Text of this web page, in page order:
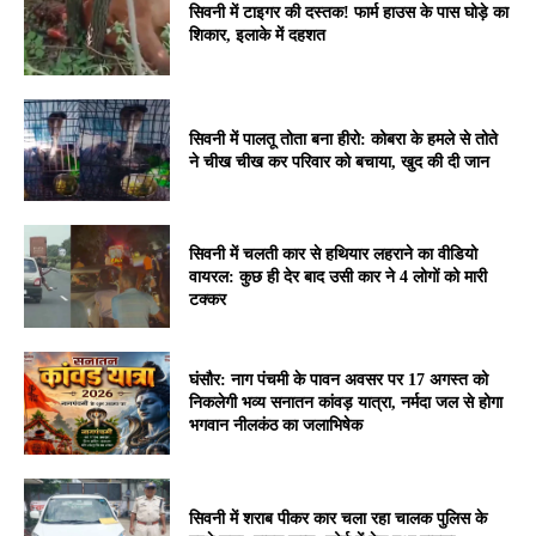
सिवनी में टाइगर की दस्तक! फार्म हाउस के पास घोड़े का
शिकार, इलाके में दहशत
सिवनी में पालतू तोता बना हीरो: कोबरा के हमले से तोते
ने चीख चीख कर परिवार को बचाया, खुद की दी जान
सिवनी में चलती कार से हथियार लहराने का वीडियो
वायरल: कुछ ही देर बाद उसी कार ने 4 लोगों को मारी
टक्कर
घंसौर: नाग पंचमी के पावन अवसर पर 17 अगस्त को
निकलेगी भव्य सनातन कांवड़ यात्रा, नर्मदा जल से होगा
भगवान नीलकंठ का जलाभिषेक
सिवनी में शराब पीकर कार चला रहा चालक पुलिस के